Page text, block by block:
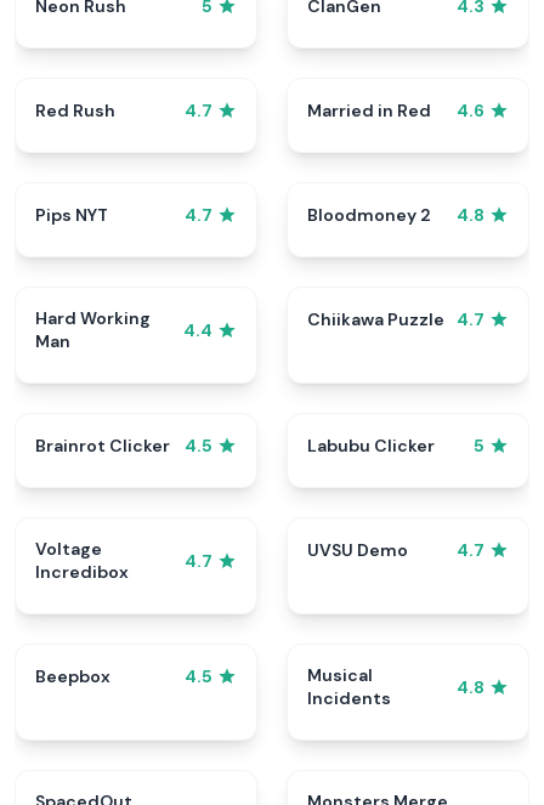
Neon Rush 5 ClanGen 4.3
Red Rush 4.7 Married in Red 4.6
Pips NYT 4.7 Bloodmoney 2 4.8
Hard Working
Man
4.4
Chiikawa Puzzle 4.7
Brainrot Clicker 4.5 Labubu Clicker 5
Voltage
Incredibox
4.7
UVSU Demo 4.7
Beepbox 4.5
Musical
Incidents
4.8